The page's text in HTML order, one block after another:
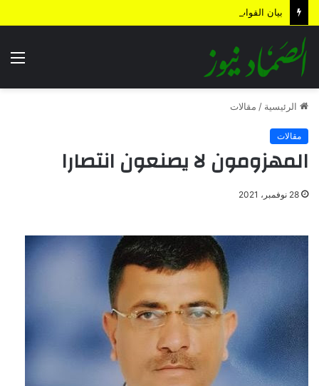
الرئيسية / مقالات
مقالات
المهزومون لا يصنعون انتصارا
28 نوفمبر، 2021